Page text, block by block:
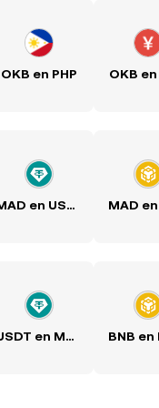
OKB en PHP OKB en
MAD en USDT MAD
USDT en MAD BNB en